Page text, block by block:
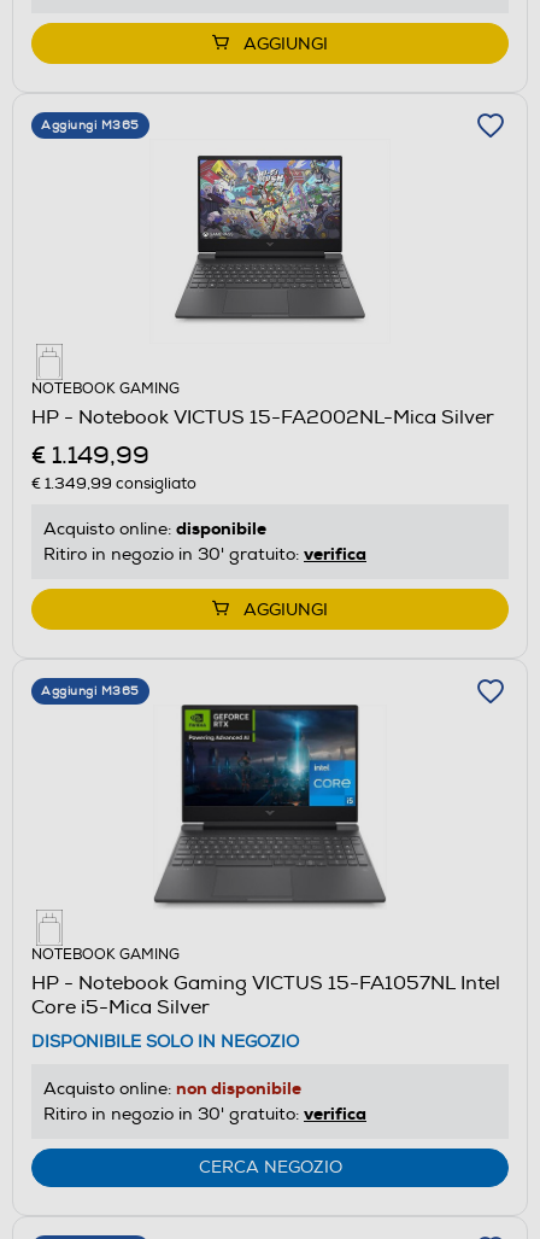
AGGIUNGI
Aggiungi M365
NOTEBOOK GAMING
HP - Notebook VICTUS 15-FA2002NL-Mica Silver
€ 1.149,99
€ 1.349,99 consigliato
Acquisto online: disponibile
Ritiro in negozio in 30' gratuito: verifica
AGGIUNGI
Aggiungi M365
NOTEBOOK GAMING
HP - Notebook Gaming VICTUS 15-FA1057NL Intel
Core i5-Mica Silver
DISPONIBILE SOLO IN NEGOZIO
Acquisto online: non disponibile
Ritiro in negozio in 30' gratuito: verifica
CERCA NEGOZIO